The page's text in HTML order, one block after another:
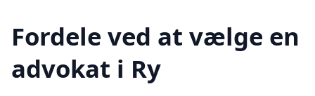
Fordele ved at vælge en
advokat i Ry